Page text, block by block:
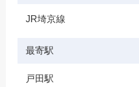
JR埼京線
最寄駅
戸田駅